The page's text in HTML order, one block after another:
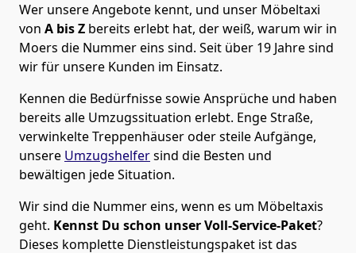
Wer unsere Angebote kennt, und unser Möbeltaxi
von A bis Z bereits erlebt hat, der weiß, warum wir in
Moers die Nummer eins sind. Seit über 19 Jahre sind
wir für unsere Kunden im Einsatz.
Kennen die Bedürfnisse sowie Ansprüche und haben
bereits alle Umzugssituation erlebt. Enge Straße,
verwinkelte Treppenhäuser oder steile Aufgänge,
unsere Umzugshelfersind die Besten und
bewältigen jede Situation.
Wir sind die Nummer eins, wenn es um Möbeltaxis
geht. Kennst Du schon unser Voll-Service-Paket?
Dieses komplette Dienstleistungspaket ist das